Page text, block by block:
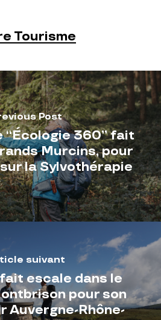
Tourisme
Post
“Écologie 360” fait
Murcins, pour
la Sylvothérapie
suivant
escale dans le
pour son
Auvergne-Rhône-